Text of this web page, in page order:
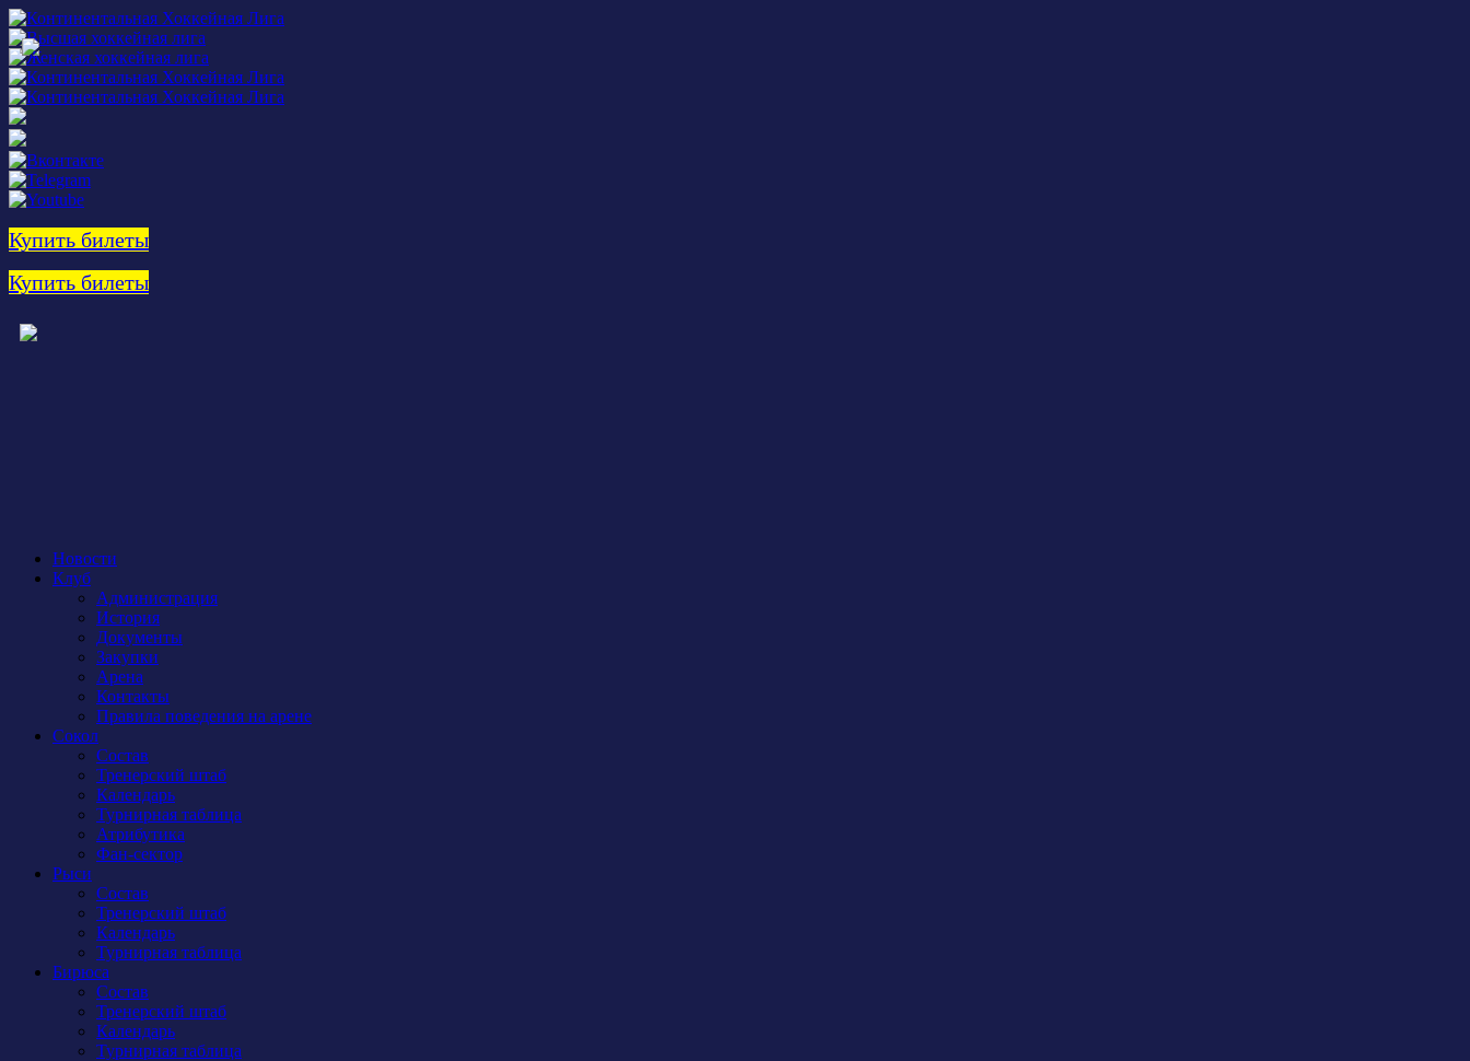
Купить билеты
Купить билеты
Новости
Клуб
Администрация
История
Документы
Закупки
Арена
Контакты
Правила поведения на арене
Сокол
Состав
Тренерский штаб
Календарь
Турнирная таблица
Атрибутика
Фан-сектор
Рыси
Состав
Тренерский штаб
Календарь
Турнирная таблица
Бирюса
Состав
Тренерский штаб
Календарь
Турнирная таблица